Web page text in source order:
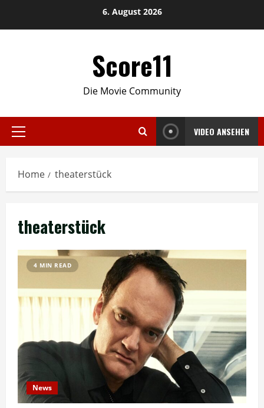
6. August 2026
Score11
Die Movie Community
Primary
VIDEO ANSEHEN
Home theaterstück
theaterstück
4 MIN READ
News